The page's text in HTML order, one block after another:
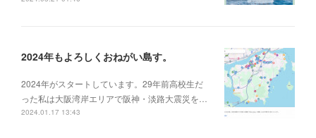
2024年もよろしくおねがい島す。
2024年がスタートしています。29年前高校生だ
った私は大阪湾岸エリアで阪神・淡路大震災を…
2024.01.17 13:43